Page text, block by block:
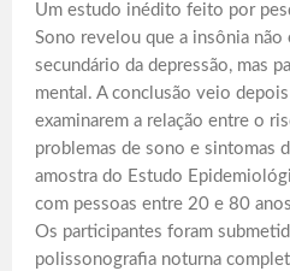
Um estudo inédito feito por
Sono revelou que a insônia não
secundário da depressão, mas
mental. A conclusão veio
examinarem a relação entre o
problemas de sono e sintomas
amostra do Estudo
com pessoas entre 20 e 80
Os participantes foram
polissonografia noturna